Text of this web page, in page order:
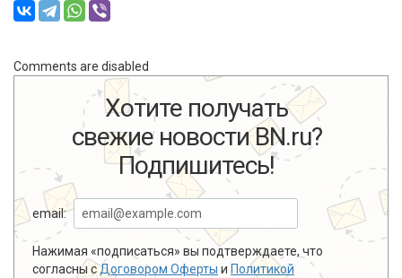
Comments are disabled
Хотите получать
свежие новости BN.ru?
Подпишитесь!
email:
Нажимая «подписаться» вы подтверждаете, что
согласны сДоговором Оферты и Политикой